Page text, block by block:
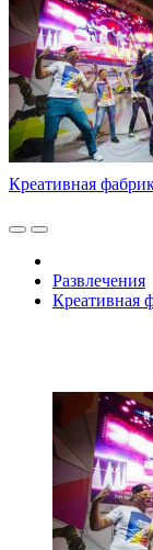
Креативная
Развлечения
Креативная